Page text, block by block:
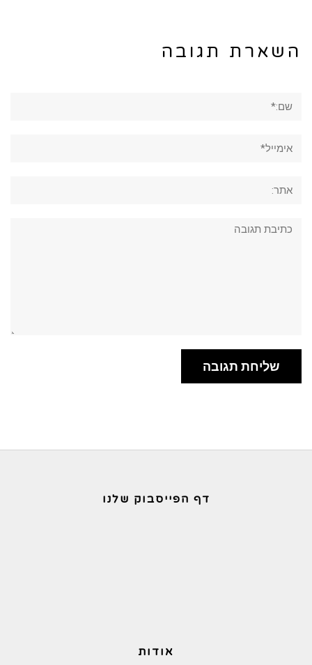
השארת תגובה
דף הפייסבוק שלנו
אודות